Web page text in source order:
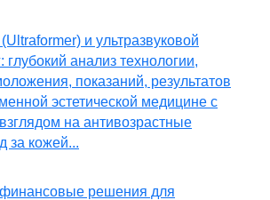
и ультразвуковой
глубокий анализ технологии,
показаний, результатов
эстетической медицине с
на антивозрастные
за кожей...
решения для